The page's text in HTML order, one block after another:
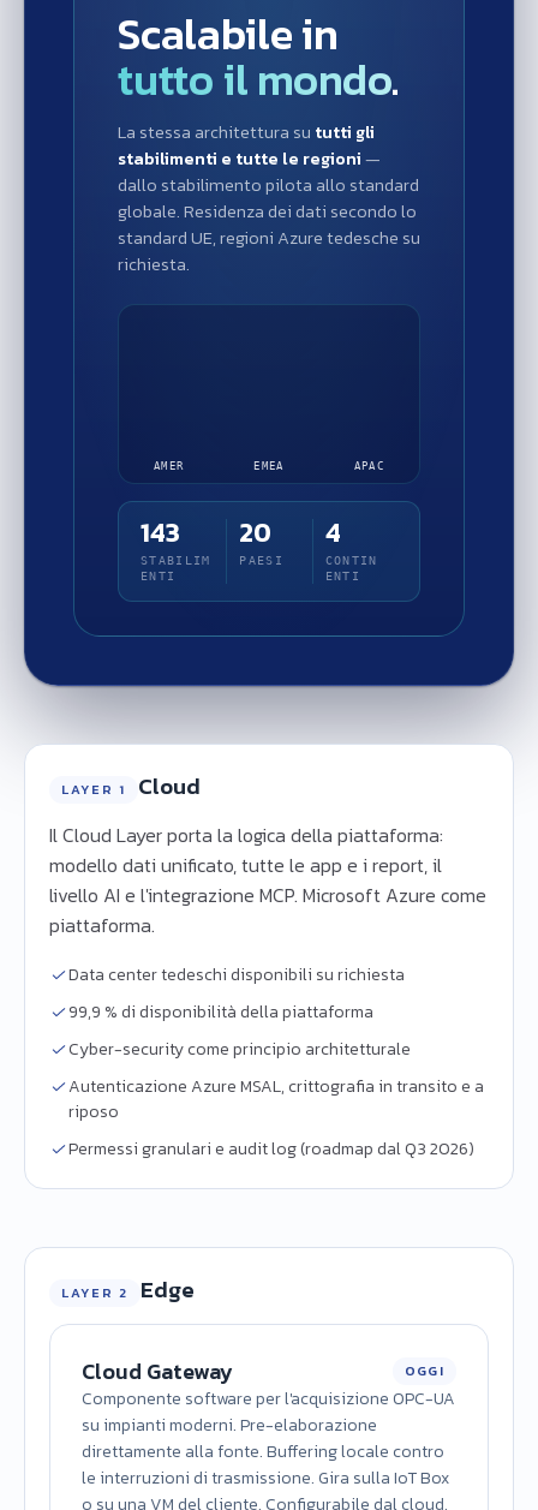
Scalabile in
tutto il mondo.
La stessa architettura su tutti gli
stabilimenti e tutte le regioni—
dallo stabilimento pilota allo standard
globale. Residenza dei dati secondo lo
standard UE, regioni Azure tedesche su
richiesta.
AMER EMEA APAC
143
STABILIM
ENTI
20
PAESI
4
CONTIN
ENTI
LAYER 1 Cloud
Il Cloud Layer porta la logica della piattaforma:
modello dati unificato, tutte le app e i report, il
livello AI e l'integrazione MCP. Microsoft Azure come
piattaforma.
Data center tedeschi disponibili su richiesta
99,9 % di disponibilità della piattaforma
Cyber-security come principio architetturale
Autenticazione Azure MSAL, crittografia in transito e a
riposo
Permessi granulari e audit log (roadmap dal Q3 2026)
LAYER 2 Edge
Cloud Gateway OGGI
Componente software per l'acquisizione OPC-UA
su impianti moderni. Pre-elaborazione
direttamente alla fonte. Buffering locale contro
le interruzioni di trasmissione. Gira sulla IoT Box
o su una VM del cliente. Configurabile dal cloud.